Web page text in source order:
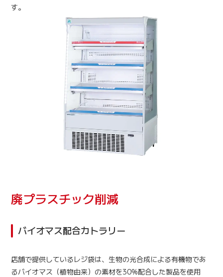
す。
廃プラスチック削減
バイオマス配合カトラリー
店舗で提供しているレジ袋は、生物の光合成による有機物であ
るバイオマス（植物由来）の素材を30%配合した製品を使用